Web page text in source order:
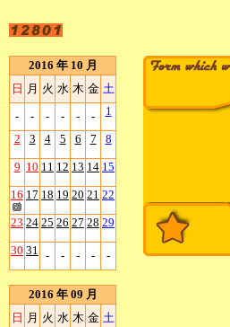
2016 年 10 月
日 月 火 水 木 金 土
- - - - - - 1
2 3 4 5 6 7 8
9 10 11 12 13 14 15
16 17 18 19 20 21 22
23 24 25 26 27 28 29
30 31 - - - - -
2016 年 09 月
日 月 火 水 木 金 土